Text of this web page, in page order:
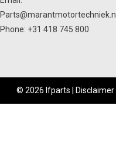
Parts@marantmotortechniek.nl
Phone: +31 418 745 800
© 2026 Ifparts | Disclaimer|